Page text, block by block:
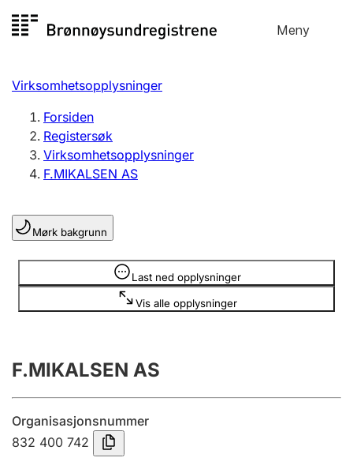
til
Meny
Registersøk
Aksjeselskap
Enkeltpersonforetak
Registrere, endre, slette
Lag og forening
Registrere, endre, slette
Årsregnskap
Innsending og forsinkelsesgebyr
Virksomhetsopplysninger
Forsiden
Registersøk
Virksomhetsopplysninger
F.MIKALSEN AS
Mørk bakgrunn
Last ned opplysninger
Vis alle opplysninger
Opplysninger er skjult
F.MIKALSEN AS
Organisasjonsnummer
832 400 742